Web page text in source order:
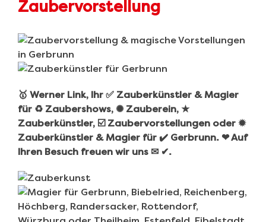
🥇 Werner Link, Ihr ✅ Zauberkünstler & Magier
für ♻ Zaubershows, ✺ Zauberein, ★
Zauberkünstler, ☑️ Zaubervorstellungen oder ✹
Zauberkünstler & Magier für ✔️ Gerbrunn. ❤ Auf
Ihren Besuch freuen wir uns ✉ ✔.